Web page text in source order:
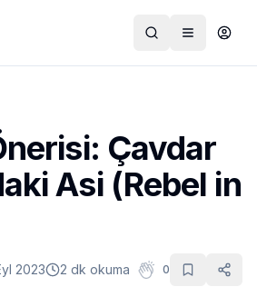
Çavdar
Asi (Rebel in
2023 2 dk okuma 0